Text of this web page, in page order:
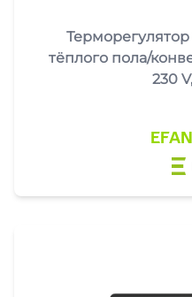
тёплого пола/
230